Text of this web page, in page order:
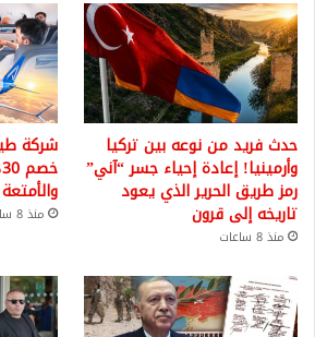
حدث فريد من نوعه بين تركيا
وأرمينيا! إعادة إحياء جسر “آني”
رمز طريق الحرير الذي يعود
تاريخه إلى قرون
منذ 8 ساعات
شركة
منذ 8 ساعات